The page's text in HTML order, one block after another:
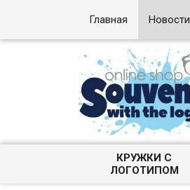
Главная Новости
КРУЖКИ С
ЛОГОТИПОМ